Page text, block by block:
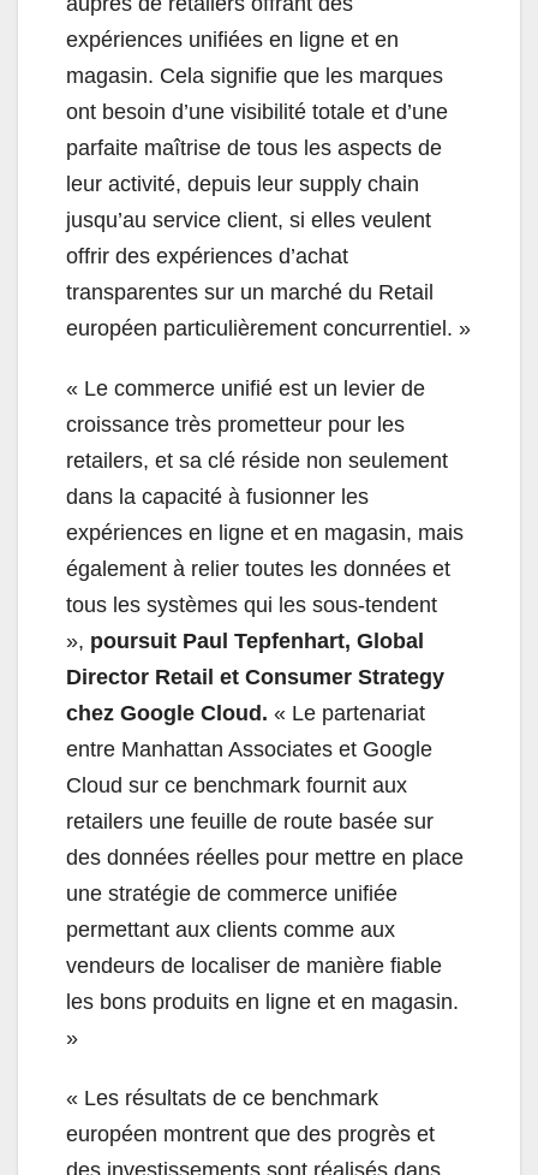
expériences unifiées en ligne et en
magasin. Cela signifie que les marques
ont besoin d’une visibilité totale et d’une
parfaite maîtrise de tous les aspects de
leur activité, depuis leur supply chain
jusqu’au service client, si elles veulent
offrir des expériences d’achat
transparentes sur un marché du Retail
européen particulièrement concurrentiel. »
« Le commerce unifié est un levier de
croissance très prometteur pour les
retailers, et sa clé réside non seulement
dans la capacité à fusionner les
expériences en ligne et en magasin, mais
également à relier toutes les données et
tous les systèmes qui les sous-tendent
», poursuit Paul Tepfenhart, Global
Director Retail et Consumer Strategy
chez Google Cloud. « Le partenariat
entre Manhattan Associates et Google
Cloud sur ce benchmark fournit aux
retailers une feuille de route basée sur
des données réelles pour mettre en place
une stratégie de commerce unifiée
permettant aux clients comme aux
vendeurs de localiser de manière fiable
les bons produits en ligne et en magasin.
»
« Les résultats de ce benchmark
européen montrent que des progrès et